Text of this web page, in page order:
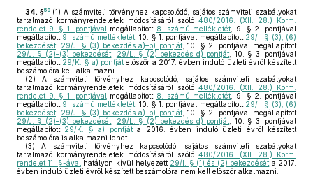
34. §50 (1) A számviteli törvényhez kapcsolódó, sajátos számviteli szabályokat
tartalmazó kormányrendeletek módosításáról szóló 480/2016. (XII. 28.) Korm.
rendelet 9. § 1. pontjával megállapított 8. számú mellékletét , 9. § 2. pontjával
megállapított 9. számú mellékletét; 10. § 1. pontjával megállapított 29/I. § (3), (6)
bekezdését
29/J. § (3) bekezdés a)–b) pontját, 10. § 2. pontjával megállapított
29/J. § (2)–(3) bekezdését
29/L. § (2) bekezdés d) pontját , 10. § 3. pontjával
megállapított 29/K. § a) pontját először a 2017. évben induló üzleti évről készített
beszámolóra kell alkalmazni.
(2) A számviteli törvényhez kapcsolódó, sajátos számviteli szabályokat
tartalmazó kormányrendeletek módosításáról szóló 480/2016. (XII. 28.) Korm.
rendelet 9. § 1. pontjával megállapított 8. számú mellékletét , 9. § 2. pontjával
megállapított 9. számú mellékletét; 10. § 1. pontjával megállapított 29/I. § (3), (6)
bekezdését
29/J. § (3) bekezdés a)–b) pontját, 10. § 2. pontjával megállapított
29/J. § (2)–(3) bekezdését
29/L. § (2) bekezdés d) pontját , 10. § 3. pontjával
megállapított 29/K. § a) pontjáta 2016. évben induló üzleti évről készített
beszámolóra is alkalmazni lehet.
(3) A számviteli törvényhez kapcsolódó, sajátos számviteli szabályokat
tartalmazó kormányrendeletek módosításáról szóló 480/2016. (XII. 28.) Korm.
rendelet 11. §-ával hatályon kívül helyezett 29/I. § (1) és (2) bekezdését a 2017.
évben induló üzleti évről készített beszámolóra nem kell először alkalmazni.